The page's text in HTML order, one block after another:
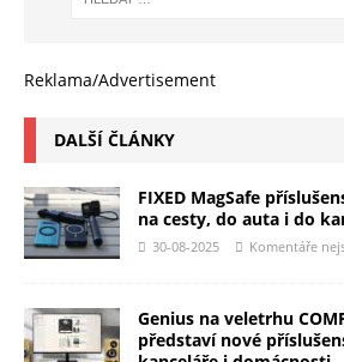
Reklama/Advertisement
DALŠÍ ČLÁNKY
FIXED MagSafe
na cesty, do auta i do
30-08-2025 Komentáře
Genius na veletrhu
představí nové